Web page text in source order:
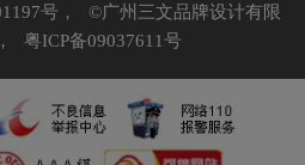
号，
©广州三文品牌设计有限
粤ICP备09037611号